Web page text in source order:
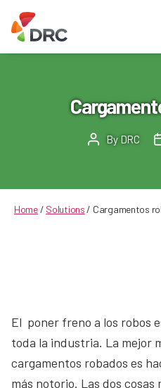
Dispute
Resolution
PostBy DRC
Home/ Solutions / Cargamentos
El poner freno a los robos
toda la industria. La mejor
cargamentos robados es
más notorio. Las dos